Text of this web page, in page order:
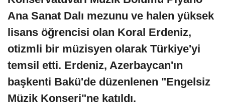
Ana Sanat Dalı mezunu ve halen yüksek
lisans öğrencisi olan Koral Erdeniz,
otizmli bir müzisyen olarak Türkiye'yi
temsil etti. Erdeniz, Azerbaycan'ın
başkenti Bakü'de düzenlenen "Engelsiz
Müzik Konseri"ne katıldı.